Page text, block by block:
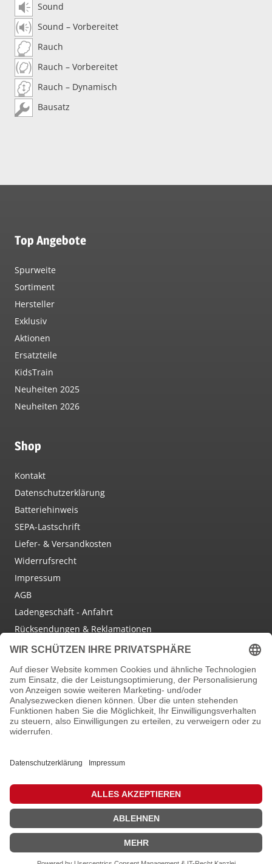
Sound
Sound – Vorbereitet
Rauch
Rauch – Vorbereitet
Rauch – Dynamisch
Bausatz
Top Angebote
Spurweite
Sortiment
Hersteller
Exklusiv
Aktionen
Ersatzteile
KidsTrain
Neuheiten 2025
Neuheiten 2026
Shop
Kontakt
Datenschutzerklärung
Batteriehinweis
SEPA-Lastschrift
Liefer- & Versandkosten
Widerrufsrecht
Impressum
AGB
Ladengeschäft - Anfahrt
Rücksendungen & Reklamationen
Social Media
Facebook
Instagram